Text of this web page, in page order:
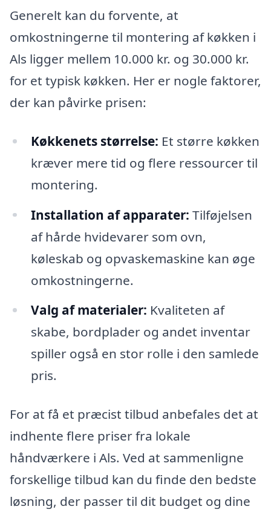
Generelt kan du forvente, at
omkostningerne til montering af køkken i
Als ligger mellem 10.000 kr. og 30.000 kr.
for et typisk køkken. Her er nogle faktorer,
der kan påvirke prisen:
Køkkenets størrelse: Et større køkken
kræver mere tid og flere ressourcer til
montering.
Installation af apparater: Tilføjelsen
af hårde hvidevarer som ovn,
køleskab og opvaskemaskine kan øge
omkostningerne.
Valg af materialer: Kvaliteten af
skabe, bordplader og andet inventar
spiller også en stor rolle i den samlede
pris.
For at få et præcist tilbud anbefales det at
indhente flere priser fra lokale
håndværkere i Als. Ved at sammenligne
forskellige tilbud kan du finde den bedste
løsning, der passer til dit budget og dine